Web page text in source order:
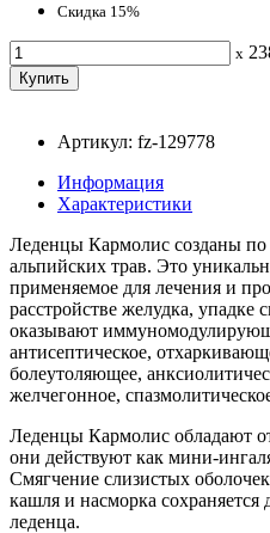
Скидка 15%
x
Артикул: fz-129778
Информация
Характеристики
Леденцы Кармолис созданы по
альпийских трав. Это
применяемое для лечения и
расстройстве желудка,
оказывают
антисептическое,
болеутоляющее,
желчегонное,
Леденцы Кармолис обладают
они действуют как мини-
Смягчение слизистых
кашля и насморка сохраняется
леденца.